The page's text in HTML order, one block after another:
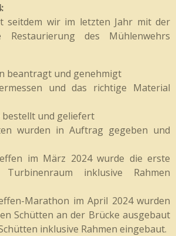
seitdem wir im letzten Jahr mit der
des Mühlenwehrs
beantragt und genehmigt
und das richtige Material
und geliefert
wurden in Auftrag gegeben und
im März 2024 wurde die erste
inklusive Rahmen
Marathon im April 2024 wurden
Schütten an der Brücke ausgebaut
inklusive Rahmen eingebaut.